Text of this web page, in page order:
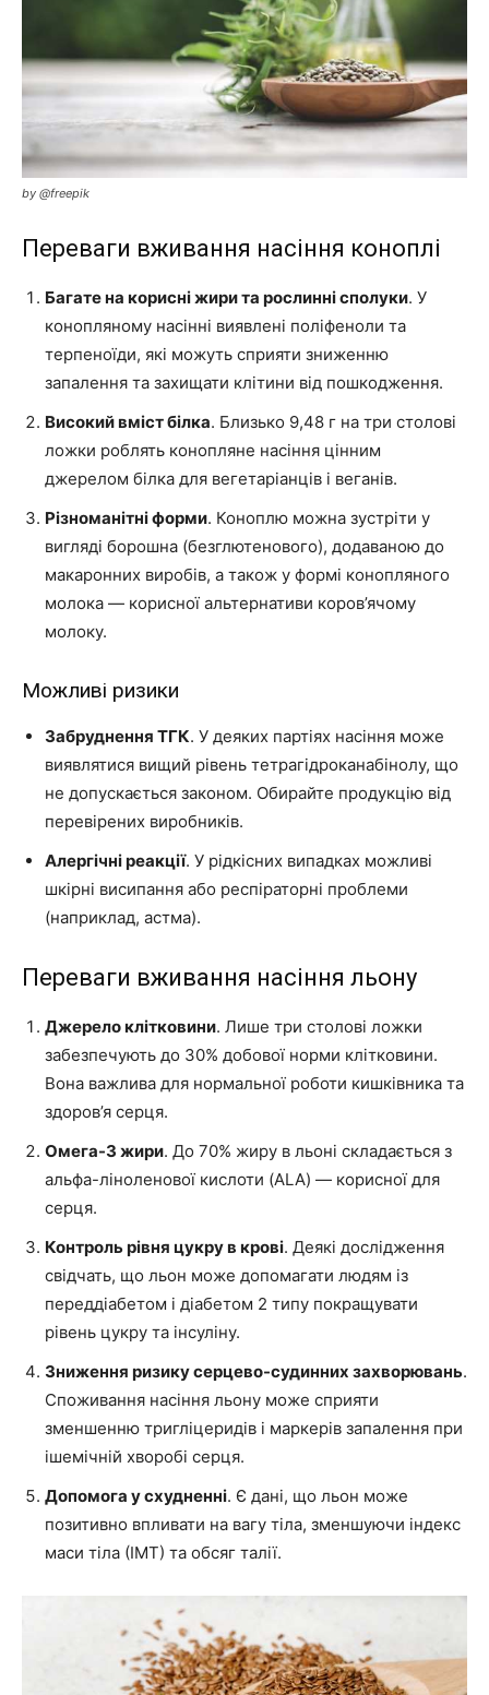
by @freepik
Переваги вживання насіння коноплі
Багате на корисні жири та рослинні сполуки. У
конопляному насінні виявлені поліфеноли та
терпеноїди, які можуть сприяти зниженню
запалення та захищати клітини від пошкодження.
Високий вміст білка. Близько 9,48 г на три столові
ложки роблять конопляне насіння цінним
джерелом білка для вегетаріанців і веганів.
Різноманітні форми. Коноплю можна зустріти у
вигляді борошна (безглютенового), додаваною до
макаронних виробів, а також у формі конопляного
молока — корисної альтернативи коров’ячому
молоку.
Можливі ризики
Забруднення ТГК. У деяких партіях насіння може
виявлятися вищий рівень тетрагідроканабінолу, що
не допускається законом. Обирайте продукцію від
перевірених виробників.
Алергічні реакції. У рідкісних випадках можливі
шкірні висипання або респіраторні проблеми
(наприклад, астма).
Переваги вживання насіння льону
Джерело клітковини. Лише три столові ложки
забезпечують до 30% добової норми клітковини.
Вона важлива для нормальної роботи кишківника та
здоров’я серця.
Омега-3 жири. До 70% жиру в льоні складається з
альфа-ліноленової кислоти (ALA) — корисної для
серця.
Контроль рівня цукру в крові. Деякі дослідження
свідчать, що льон може допомагати людям із
переддіабетом і діабетом 2 типу покращувати
рівень цукру та інсуліну.
Зниження ризику серцево-судинних захворювань.
Споживання насіння льону може сприяти
зменшенню тригліцеридів і маркерів запалення при
ішемічній хворобі серця.
Допомога у схудненні. Є дані, що льон може
позитивно впливати на вагу тіла, зменшуючи індекс
маси тіла (ІМТ) та обсяг талії.